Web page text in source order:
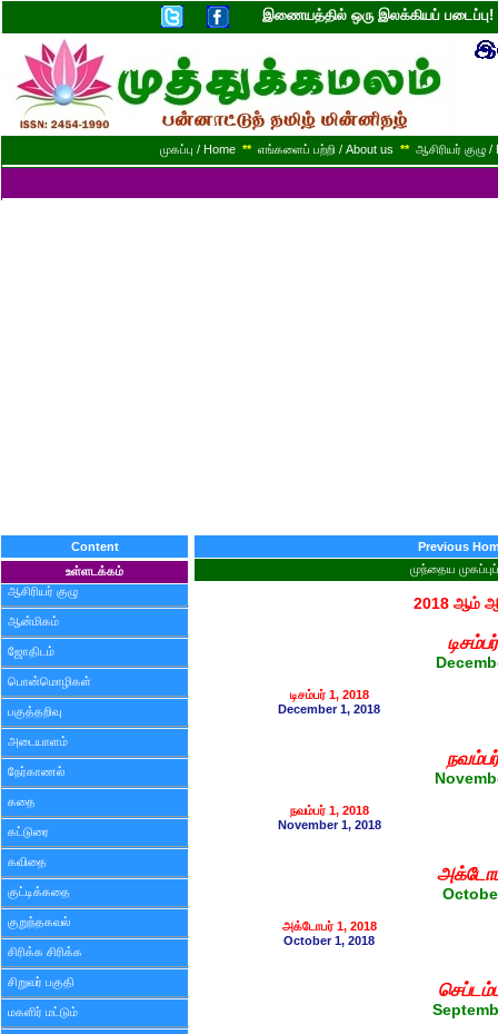
இணையத்தில் ஒரு இலக்கியப்
முகப்பு / Home ** எங்களைப் பற்றி / About us ** ஆசிரியர் குழு
Content
உள்ளடக்கம்
ஆசிரியர் குழு
ஆன்மிகம்
ஜோதிடம்
பொன்மொழிகள்
பகுத்தறிவு
அடையாளம்
நேர்காணல்
கதை
கட்டுரை
கவிதை
குட்டிக்கதை
குறுந்தகவல்
சிரிக்க சிரிக்க
சிறுவர் பகுதி
மகளிர் மட்டும்
Previous
முந்தைய
2018 ஆம்
டிசம்பர்
டிசம்பர் 1, 2018
December 1, 2018
நவம்பர்
நவம்பர் 1, 2018
November 1, 2018
அக்டோபர் 1, 2018
October 1, 2018